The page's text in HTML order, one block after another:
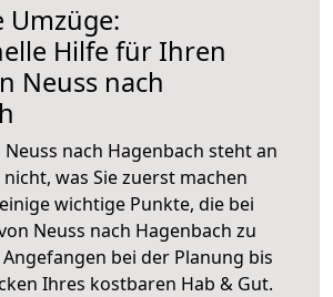
Umzüge:
Hilfe für Ihren
Neuss nach
nach Hagenbach steht an
was Sie zuerst machen
wichtige Punkte, die bei
Neuss nach Hagenbach zu
Angefangen bei der Planung bis
Ihres kostbaren Hab & Gut.